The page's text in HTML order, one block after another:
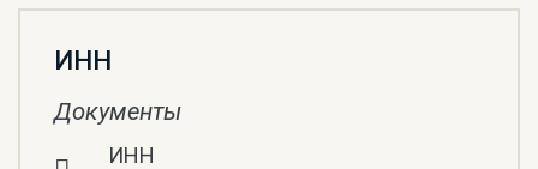
ИНН
Документы
ИНН